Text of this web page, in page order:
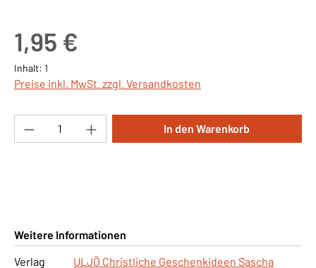
1,95 €
Inhalt: 1
Preise inkl. MwSt. zzgl. Versandkosten
Produkt Anzahl: Gib den gewünschten
In den Warenkorb
Weitere Informationen
Verlag
ULJÖ Christliche Geschenkideen Sascha